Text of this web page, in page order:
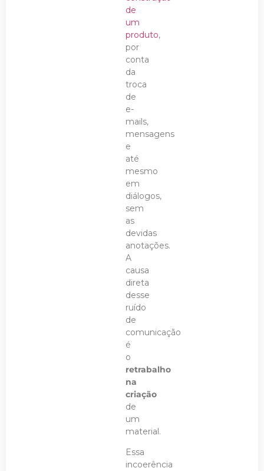
de
um
produto,
por
conta
da
troca
de
e-
mails,
mensagens
e
até
mesmo
em
diálogos,
sem
as
devidas
anotações.
A
causa
direta
desse
ruído
de
comunicação
é
o
retrabalho
na
criação
de
um
material.
Essa
incoerência